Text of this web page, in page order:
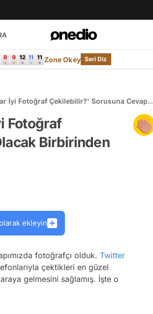
Zone Okey Seri Diz
İyi Fotoğraf Çekilebilir?' Sorusuna Cevap
Fotoğraf
Birbirinden
ekleyin
fotoğrafçı olduk. Twitter
çektikleri en güzel
gelmesini sağlamış. İşte o